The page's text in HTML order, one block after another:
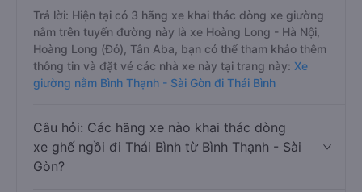
Trả lời: Hiện tại có 3 hãng xe khai thác dòng xe giường
nằm trên tuyến đường này là xe Hoàng Long - Hà Nội,
Hoàng Long (Đỏ), Tân Aba, bạn có thể tham khảo thêm
thông tin và đặt vé các nhà xe này tại trang này: Xe
giường nằm Bình Thạnh - Sài Gòn đi Thái Bình
Câu hỏi: Các hãng xe nào khai thác dòng
xe ghế ngồi đi Thái Bình từ Bình Thạnh - Sài
Gòn?